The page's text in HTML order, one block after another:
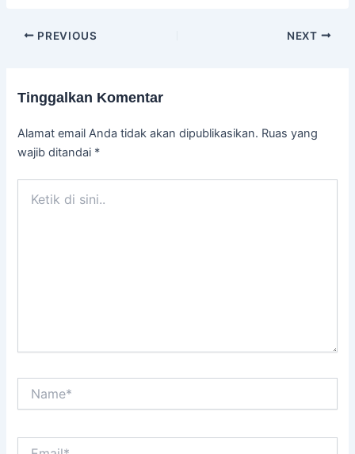
PREVIOUS NEXT
Tinggalkan Komentar
Alamat email Anda tidak akan dipublikasikan. Ruas yang
wajib ditandai *